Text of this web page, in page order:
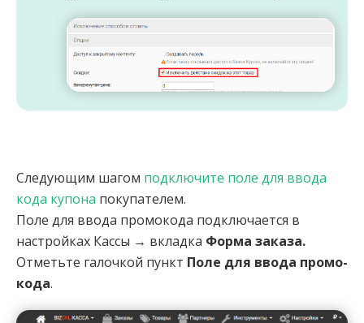
Следующим шагом подключите поле для ввода
кода купона покупателем.
Поле для ввода промокода подключается в
настройках Кассы → вкладка Форма заказа.
Отметьте галочкой пункт Поле для ввода промо-
кода.